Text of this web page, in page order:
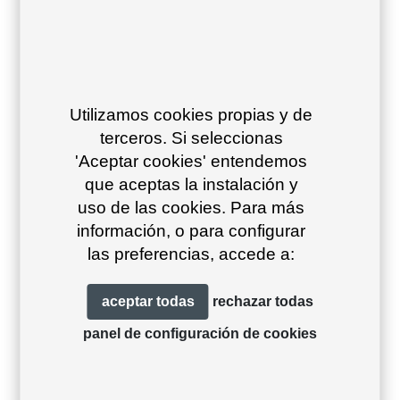
Vint mesa baja
Nak sofá XL S2
Utilizamos cookies propias y de
terceros. Si seleccionas
'Aceptar cookies' entendemos
que aceptas la instalación y
uso de las cookies. Para más
información, o para configurar
las preferencias, accede a:
aceptar todas rechazar todas
panel de configuración de cookies